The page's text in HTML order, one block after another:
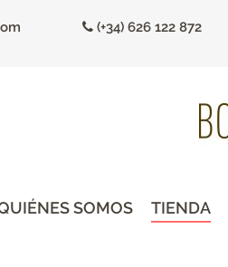
(+34) 626 122 872
SOMOS TIENDA